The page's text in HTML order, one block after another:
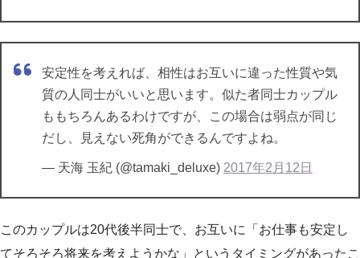
安定性を考えれば、相性はお互いに違った性質や気
質の人同士がいいと思います。似た者同士カップル
ももちろんあるわけですが、この場合は弱点が同じ
だし、見えない死角ができるんですよね。
— 天海 玉紀 (@tamaki_deluxe) 2017年2月12日
このカップルは20代後半同士で、お互いに「お仕事も安定し
てそろそろ将来を考えようかな」というタイミングがあったこ